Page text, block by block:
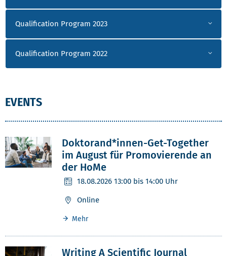
Qualification Program 2023
Qualification Program 2022
EVENTS
Doktorand*innen-Get-Together
im August für Promovierende an
der HoMe
18.08.2026 13:00 bis 14:00 Uhr
Online
Mehr
Writing A Scientific Journal